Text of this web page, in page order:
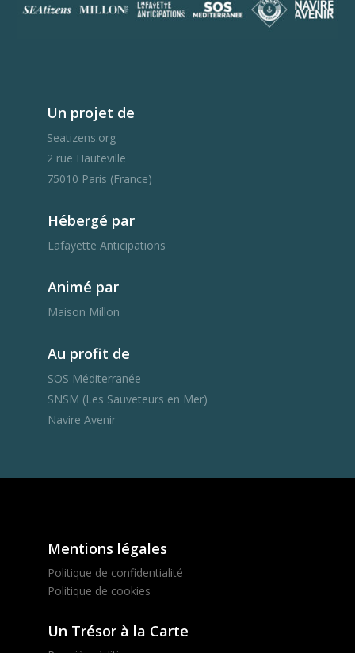
Un projet de
Seatizens.org
2 rue Hauteville
75010 Paris (France)
Hébergé par
Lafayette Anticipations
Animé par
Maison Millon
Au profit de
SOS Méditerranée
SNSM (Les Sauveteurs en Mer)
Navire Avenir
Mentions légales
Politique de confidentialité
Politique de cookies
Un Trésor à la Carte